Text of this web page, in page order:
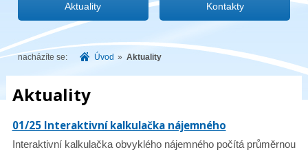
Aktuality Kontakty
nacházíte se: Úvod » Aktuality
Aktuality
01/25 Interaktivní kalkulačka nájemného
Interaktivní kalkulačka obvyklého nájemného počítá průměrnou